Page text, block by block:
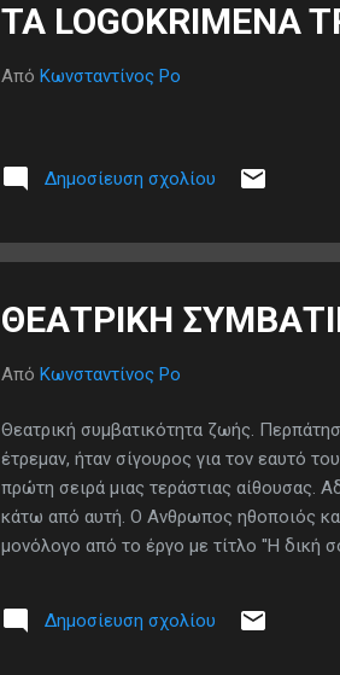
TA LOGOKRIMENA
Από Κωνσταντίνος Ρο
Δημοσίευση σχολίου
ΘΕΑΤΡΙΚΗ
Από Κωνσταντίνος Ρο
Θεατρική συμβατικότητα ζωής.
έτρεμαν, ήταν σίγουρος για τον εαυτό
πρώτη σειρά μιας τεράστιας αίθουσας.
κάτω από αυτή. Ο Ανθρωπος ηθοποιός
μονόλογο από το έργο με τίτλο ''Η δική
και αποδέχεται πως για τις επόμενες
σκηνοθέτη του. Κάθε ίχνος συμμετοχής
Δημοσίευση σχολίου